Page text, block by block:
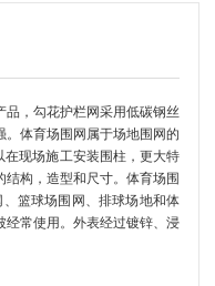
，勾花护栏网采用低碳钢丝
体育场围网属于场地围网的
现场施工安装围柱，更大特
构，造型和尺寸。体育场围
篮球场围网、排球场地和体
经常使用。外表经过镀锌、浸